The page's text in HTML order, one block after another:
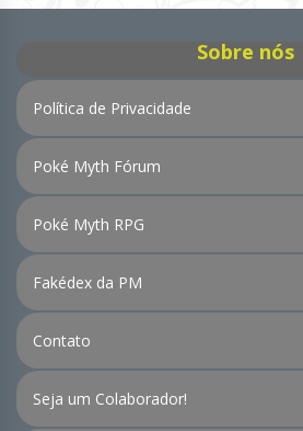
Sobre nós
Política de Privacidade
Poké Myth Fórum
Poké Myth RPG
Fakédex da PM
Contato
Seja um Colaborador!